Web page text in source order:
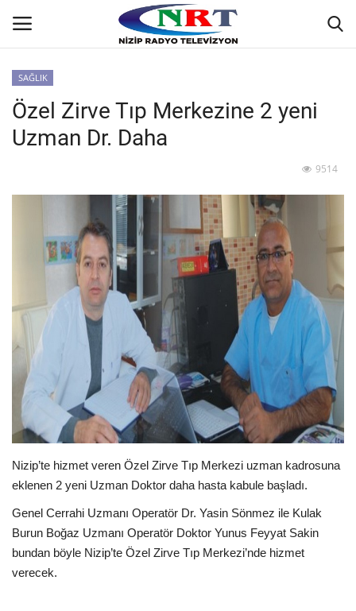
Ana
GÜNDEM
Ekonomi
Yaşam
Spor
EĞİTİM
Resmiilan
SAĞLIK
Özel Zirve Tıp Merkezine 2 yeni
Uzman Dr. Daha
9514
Nizip’te hizmet veren Özel Zirve Tıp Merkezi uzman kadrosuna
eklenen 2 yeni Uzman Doktor daha hasta kabule başladı.
Genel Cerrahi Uzmanı Operatör Dr. Yasin Sönmez ile Kulak
Burun Boğaz Uzmanı Operatör Doktor Yunus Feyyat Sakin
bundan böyle Nizip’te Özel Zirve Tıp Merkezi’nde hizmet
verecek.